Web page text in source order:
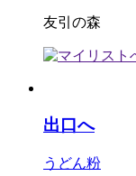
友引の森
出口へ
うどん粉